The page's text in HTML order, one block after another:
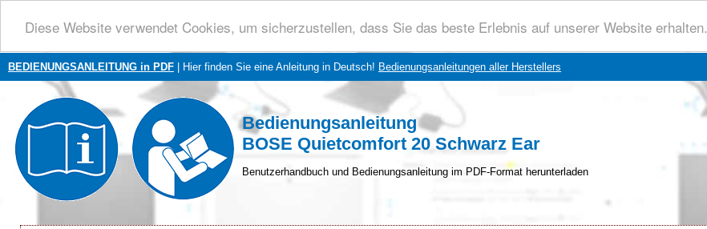
Diese Website verwendet Cookies, um sicherzustellen, dass Sie das beste Erlebnis auf unserer Website erhalten.
BEDIENUNGSANLEITUNG in PDF | Hier finden Sie eine Anleitung in Deutsch! Bedienungsanleitungen aller Herstellers
Bedienungsanleitung
BOSE Quietcomfort 20 Schwarz Ear
Benutzerhandbuch und Bedienungsanleitung im PDF-Format herunterladen